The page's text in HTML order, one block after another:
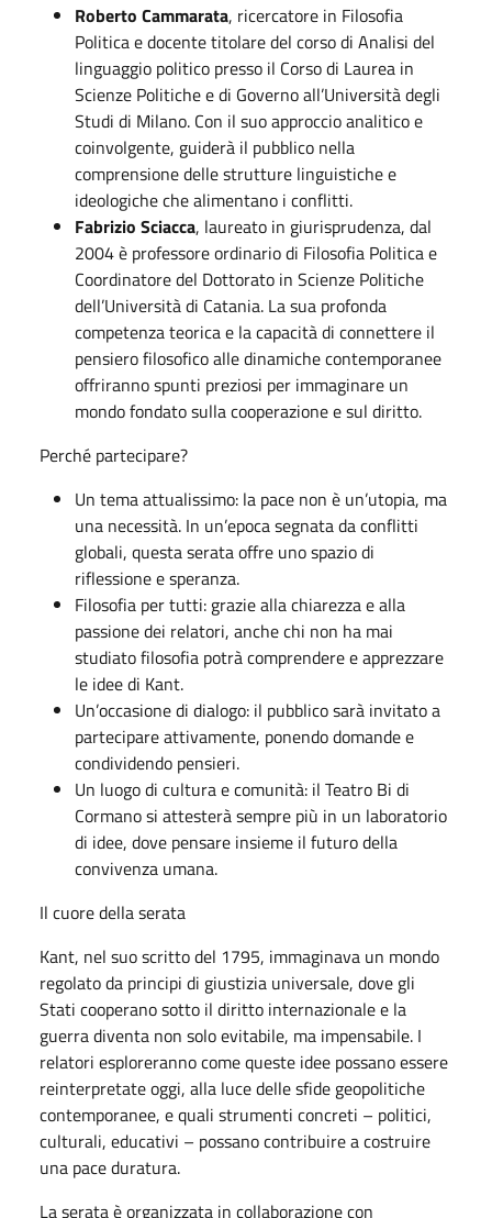
Roberto Cammarata, ricercatore in Filosofia
Politica e docente titolare del corso di Analisi del
linguaggio politico presso il Corso di Laurea in
Scienze Politiche e di Governo all’Università degli
Studi di Milano. Con il suo approccio analitico e
coinvolgente, guiderà il pubblico nella
comprensione delle strutture linguistiche e
ideologiche che alimentano i conflitti.
Fabrizio Sciacca, laureato in giurisprudenza, dal
2004 è professore ordinario di Filosofia Politica e
Coordinatore del Dottorato in Scienze Politiche
dell’Università di Catania. La sua profonda
competenza teorica e la capacità di connettere il
pensiero filosofico alle dinamiche contemporanee
offriranno spunti preziosi per immaginare un
mondo fondato sulla cooperazione e sul diritto.
Perché partecipare?
Un tema attualissimo: la pace non è un’utopia, ma
una necessità. In un’epoca segnata da conflitti
globali, questa serata offre uno spazio di
riflessione e speranza.
Filosofia per tutti: grazie alla chiarezza e alla
passione dei relatori, anche chi non ha mai
studiato filosofia potrà comprendere e apprezzare
le idee di Kant.
Un’occasione di dialogo: il pubblico sarà invitato a
partecipare attivamente, ponendo domande e
condividendo pensieri.
Un luogo di cultura e comunità: il Teatro Bi di
Cormano si attesterà sempre più in un laboratorio
di idee, dove pensare insieme il futuro della
convivenza umana.
Il cuore della serata
Kant, nel suo scritto del 1795, immaginava un mondo
regolato da principi di giustizia universale, dove gli
Stati cooperano sotto il diritto internazionale e la
guerra diventa non solo evitabile, ma impensabile. I
relatori esploreranno come queste idee possano essere
reinterpretate oggi, alla luce delle sfide geopolitiche
contemporanee, e quali strumenti concreti – politici,
culturali, educativi – possano contribuire a costruire
una pace duratura.
La serata è organizzata in collaborazione con